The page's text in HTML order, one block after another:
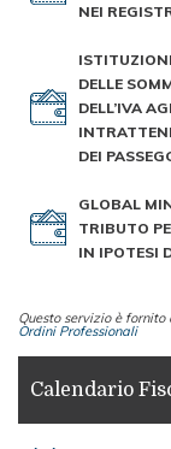
NEI
DELLE
DELL’IVA
DEI
GLOBAL
TRIBUTO
IN IPOTESI
Questo servizio è fornito
Ordini Professionali
Calendario